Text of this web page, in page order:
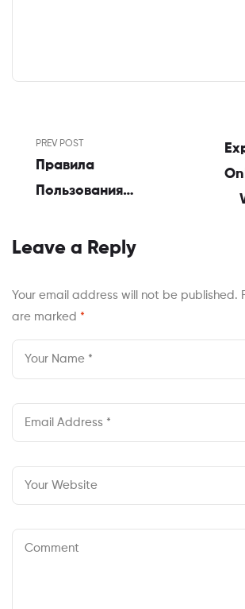
PREV POST
Правила
Пользования
Зеркалом
Leave a Reply
Your email address will not be published.
are marked *